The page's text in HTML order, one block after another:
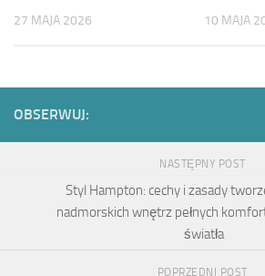
27 MAJA 2026 10 MAJA
OBSERWUJ:
NASTĘPNY POST
Styl Hampton: cechy i zasady
nadmorskich wnętrz pełnych
światła
POPRZEDNI POST